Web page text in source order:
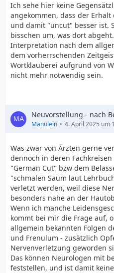
Ich sehe hier keine
angekommen, dass der
und damit "uncut" besser ist.
bisschen um, was dort
Interpretation nach dem
dem vorherrschenden
Wortklauberei aufgrund von
nicht mehr notwendig sein.
Neuvorstellung - nach
Manulein 4. April 2025 um
Was zwar von Ärzten gerne
dennoch in deren
"German Cut" bzw dem
"schmalen Saum laut
verletzt werden, weil diese
besonders nahe an der
Wenn ich manche
kommt bei mir die Frage auf,
allgemein bekannten Folgen
und Frenulum - zusätzlich
Nervenverletzung geworden
Das können Neurologen mit
feststellen, und ist damit